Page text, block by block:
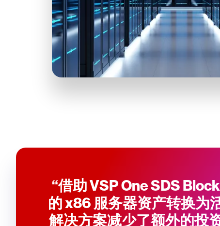
“借助 VSP One SDS
的 x86 服务器资产转换为
解决方案减少了额外的投